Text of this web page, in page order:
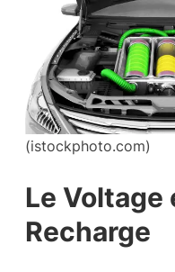
(istockphoto.com)
Le Voltage
Recharge